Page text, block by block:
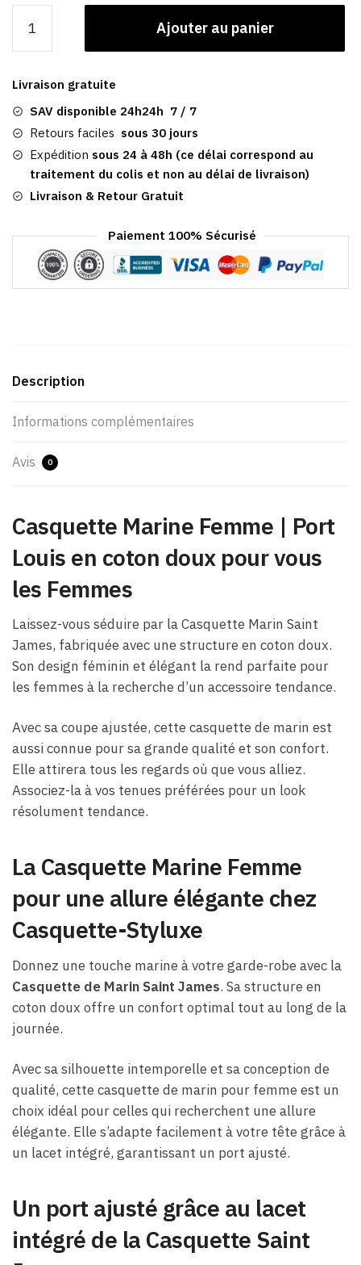
Casquette
Femme
|
Port
Louis
Ajouter au panier
Livraison gratuite
SAV disponible 24h24h 7 / 7
Retours faciles sous 30 jours
Expédition sous 24 à 48h (ce délai correspond au
traitement du colis et non au délai de livraison)
Livraison & Retour Gratuit
Paiement 100% Sécurisé
Description
Informations complémentaires
Avis 0
Casquette Marine Femme | Port
Louis en coton doux pour vous
les Femmes
Laissez-vous séduire par la Casquette Marin Saint
James, fabriquée avec une structure en coton doux.
Son design féminin et élégant la rend parfaite pour
les femmes à la recherche d’un accessoire tendance.
Avec sa coupe ajustée, cette casquette de marin est
aussi connue pour sa grande qualité et son confort.
Elle attirera tous les regards où que vous alliez.
Associez-la à vos tenues préférées pour un look
résolument tendance.
La Casquette Marine Femme
pour une allure élégante chez
Casquette-Styluxe
Donnez une touche marine à votre garde-robe avec la
Casquette de Marin Saint James. Sa structure en
coton doux offre un confort optimal tout au long de la
journée.
Avec sa silhouette intemporelle et sa conception de
qualité, cette casquette de marin pour femme est un
choix idéal pour celles qui recherchent une allure
élégante. Elle s’adapte facilement à votre tête grâce à
un lacet intégré, garantissant un port ajusté.
Un port ajusté grâce au lacet
intégré de la Casquette Saint